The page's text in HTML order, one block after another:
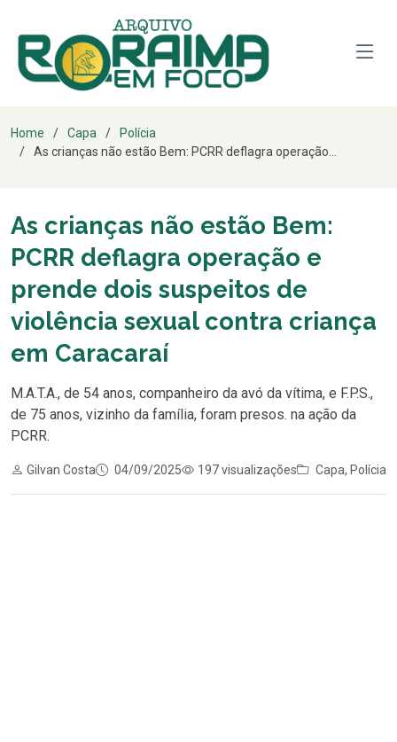
Home Capa
Polícia
As crianças não estão Bem: PCRR deflagra operação...
As crianças não estão Bem:
PCRR deflagra operação e
prende dois suspeitos de
violência sexual contra criança
em Caracaraí
M.A.T.A., de 54 anos, companheiro da avó da vítima, e F.P.S.,
de 75 anos, vizinho da família, foram presos. na ação da
PCRR.
Gilvan Costa 04/09/2025 197 visualizações Capa, Polícia